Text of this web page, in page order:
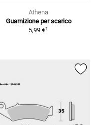
Athena
Guarnizione per scarico
5,99 €1